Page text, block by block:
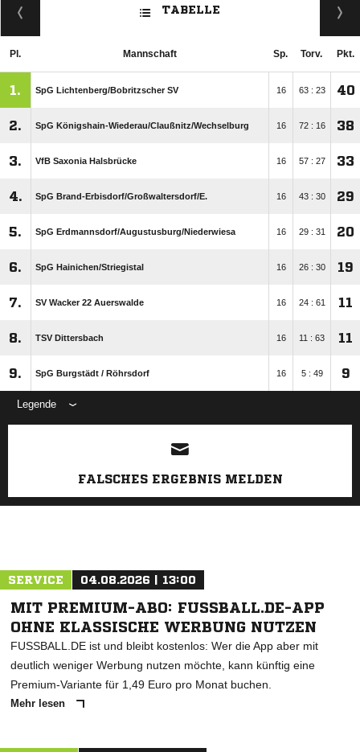
TABELLE
Pl. Mannschaft Sp. Torv. Pkt.
1. SpG Lichtenberg/​Bobritzscher SV 16 63 : 23 40
2. SpG Königshain-Wiederau/​Claußnitz/​Wechselburg 16 72 : 16 38
3. VfB Saxonia Halsbrücke 16 57 : 27 33
4. SpG Brand-Erbisdorf/​Großwaltersdorf/​E. 16 43 : 30 29
5. SpG Erdmannsdorf/​Augustusburg/​Niederwiesa 16 29 : 31 20
6. SpG Hainichen/​Striegistal 16 26 : 30 19
7. SV Wacker 22 Auerswalde 16 24 : 61 11
8. TSV Dittersbach 16 11 : 63 11
9. SpG Burgstädt /​ Röhrsdorf 16 5 : 49 9
Legende
ANZEIGE
FALSCHES ERGEBNIS MELDEN
SERVICE 04.08.2026 | 13:00
MIT PREMIUM-ABO: FUSSBALL.DE-APP
OHNE KLASSISCHE WERBUNG NUTZEN
FUSSBALL.DE ist und bleibt kostenlos: Wer die App aber mit
deutlich weniger Werbung nutzen möchte, kann künftig eine
Premium-Variante für 1,49 Euro pro Monat buchen.
Mehr lesen